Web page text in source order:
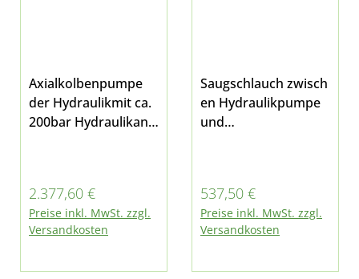
Axialkolbenpumpe
der Hydraulikmit ca.
200bar Hydraulikanla
die Komfort-
Hydraulik benötigt
werden ist diese
Regulärer Preis:
2.377,60 €
Preise inkl. MwSt. zzgl.
Versandkosten
Saugschlauch zwisch
en Hydraulikpumpe
und
(Kommunalhydraulik
) passend für
Multicar M26.1,
Regulärer Preis:
537,50 €
Preise inkl. MwSt. zzgl.
Versandkosten